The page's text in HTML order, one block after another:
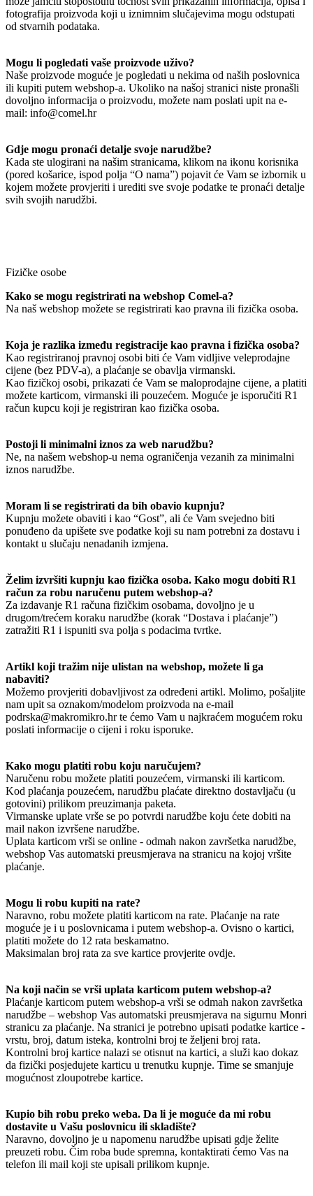
fotografija proizvoda koji u iznimnim slučajevima mogu odstupati
od stvarnih podataka.
Mogu li pogledati vaše proizvode uživo?
Naše proizvode moguće je pogledati u nekima od naših poslovnica
ili kupiti putem webshop-a. Ukoliko na našoj stranici niste pronašli
dovoljno informacija o proizvodu, možete nam poslati upit na e-
mail: info@comel.hr
Gdje mogu pronaći detalje svoje narudžbe?
Kada ste ulogirani na našim stranicama, klikom na ikonu korisnika
(pored košarice, ispod polja “O nama”) pojavit će Vam se izbornik u
kojem možete provjeriti i urediti sve svoje podatke te pronaći detalje
svih svojih narudžbi.
Fizičke osobe
Kako se mogu registrirati na webshop Comel-a?
Na naš webshop možete se registrirati kao pravna ili fizička osoba.
Koja je razlika između registracije kao pravna i fizička osoba?
Kao registriranoj pravnoj osobi biti će Vam vidljive veleprodajne
cijene (bez PDV-a), a plaćanje se obavlja virmanski.
Kao fizičkoj osobi, prikazati će Vam se maloprodajne cijene, a platiti
možete karticom, virmanski ili pouzećem. Moguće je isporučiti R1
račun kupcu koji je registriran kao fizička osoba.
Postoji li minimalni iznos za web narudžbu?
Ne, na našem webshop-u nema ograničenja vezanih za minimalni
iznos narudžbe.
Moram li se registrirati da bih obavio kupnju?
Kupnju možete obaviti i kao “Gost”, ali će Vam svejedno biti
ponuđeno da upišete sve podatke koji su nam potrebni za dostavu i
kontakt u slučaju nenadanih izmjena.
Želim izvršiti kupnju kao fizička osoba. Kako mogu dobiti R1
račun za robu naručenu putem webshop-a?
Za izdavanje R1 računa fizičkim osobama, dovoljno je u
drugom/trećem koraku narudžbe (korak “Dostava i plaćanje”)
zatražiti R1 i ispuniti sva polja s podacima tvrtke.
Artikl koji tražim nije ulistan na webshop, možete li ga
nabaviti?
Možemo provjeriti dobavljivost za određeni artikl. Molimo, pošaljite
nam upit sa oznakom/modelom proizvoda na e-mail
podrska@makromikro.hr te ćemo Vam u najkraćem mogućem roku
poslati informacije o cijeni i roku isporuke.
Kako mogu platiti robu koju naručujem?
Naručenu robu možete platiti pouzećem, virmanski ili karticom.
Kod plaćanja pouzećem, narudžbu plaćate direktno dostavljaču (u
gotovini) prilikom preuzimanja paketa.
Virmanske uplate vrše se po potvrdi narudžbe koju ćete dobiti na
mail nakon izvršene narudžbe.
Uplata karticom vrši se online - odmah nakon završetka narudžbe,
webshop Vas automatski preusmjerava na stranicu na kojoj vršite
plaćanje.
Mogu li robu kupiti na rate?
Naravno, robu možete platiti karticom na rate. Plaćanje na rate
moguće je i u poslovnicama i putem webshop-a. Ovisno o kartici,
platiti možete do 12 rata beskamatno.
Maksimalan broj rata za sve kartice provjerite ovdje.
Na koji način se vrši uplata karticom putem webshop-a?
Plaćanje karticom putem webshop-a vrši se odmah nakon završetka
narudžbe – webshop Vas automatski preusmjerava na sigurnu Monri
stranicu za plaćanje. Na stranici je potrebno upisati podatke kartice -
vrstu, broj, datum isteka, kontrolni broj te željeni broj rata.
Kontrolni broj kartice nalazi se otisnut na kartici, a služi kao dokaz
da fizički posjedujete karticu u trenutku kupnje. Time se smanjuje
mogućnost zloupotrebe kartice.
Kupio bih robu preko weba. Da li je moguće da mi robu
dostavite u Vašu poslovnicu ili skladište?
Naravno, dovoljno je u napomenu narudžbe upisati gdje želite
preuzeti robu. Čim roba bude spremna, kontaktirati ćemo Vas na
telefon ili mail koji ste upisali prilikom kupnje.